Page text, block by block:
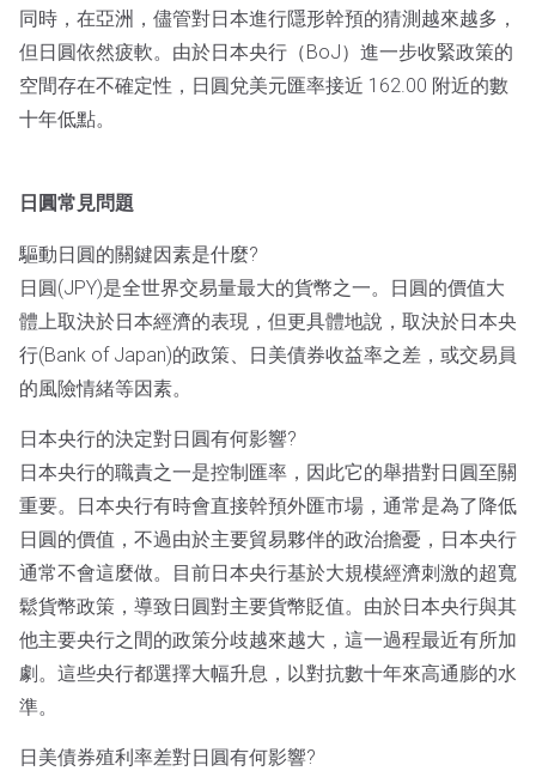
同時，在亞洲，儘管對日本進行隱形幹預的猜測越來越多，
但日圓依然疲軟。由於日本央行（BoJ）進一步收緊政策的
空間存在不確定性，日圓兌美元匯率接近 162.00 附近的數
十年低點。
日圓常見問題
驅動日圓的關鍵因素是什麼?
日圓(JPY)是全世界交易量最大的貨幣之一。日圓的價值大
體上取決於日本經濟的表現，但更具體地說，取決於日本央
行(Bank of Japan)的政策、日美債券收益率之差，或交易員
的風險情緒等因素。
日本央行的決定對日圓有何影響?
日本央行的職責之一是控制匯率，因此它的舉措對日圓至關
重要。日本央行有時會直接幹預外匯市場，通常是為了降低
日圓的價值，不過由於主要貿易夥伴的政治擔憂，日本央行
通常不會這麼做。目前日本央行基於大規模經濟刺激的超寬
鬆貨幣政策，導致日圓對主要貨幣貶值。由於日本央行與其
他主要央行之間的政策分歧越來越大，這一過程最近有所加
劇。這些央行都選擇大幅升息，以對抗數十年來高通膨的水
準。
日美債券殖利率差對日圓有何影響?